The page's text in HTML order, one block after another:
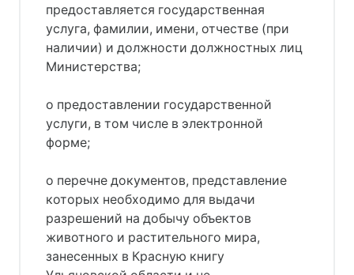
предоставляется государственная
услуга, фамилии, имени, отчестве (при
наличии) и должности должностных лиц
Министерства;
о предоставлении государственной
услуги, в том числе в электронной
форме;
о перечне документов, представление
которых необходимо для выдачи
разрешений на добычу объектов
животного и растительного мира,
занесенных в Красную книгу